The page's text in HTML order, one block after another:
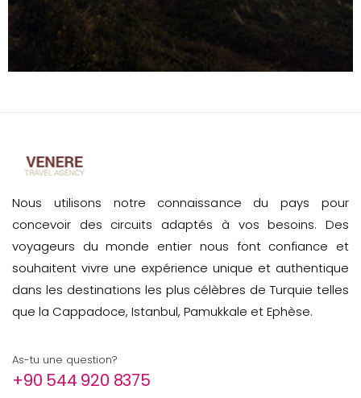
Nous utilisons notre connaissance du pays pour
concevoir des circuits adaptés à vos besoins. Des
voyageurs du monde entier nous font confiance et
souhaitent vivre une expérience unique et authentique
dans les destinations les plus célèbres de Turquie telles
que la Cappadoce, Istanbul, Pamukkale et Ephèse.
As-tu une question?
+90 544 920 8375